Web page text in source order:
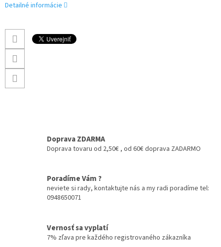
Detailné informácie
Doprava ZDARMA
Doprava tovaru od 2,50€ , od 60€ doprava ZADARMO
Poradíme Vám ?
neviete si rady, kontaktujte nás a my radi poradíme tel:
0948650071
Vernosť sa vyplatí
7% zľava pre každého registrovaného zákazníka